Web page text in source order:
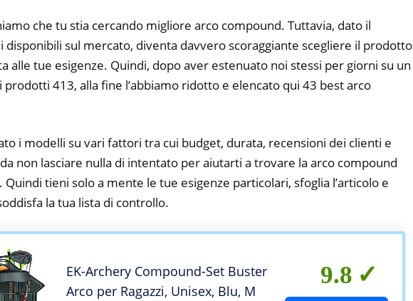
che tu stia cercando migliore arco compound. Tuttavia, dato il
disponibili sul mercato, diventa davvero scoraggiante scegliere il prodotto
alle tue esigenze. Quindi, dopo aver estenuato noi stessi per giorni su un
413, alla fine l’abbiamo ridotto e elencato qui 43 best arco
i modelli su vari fattori tra cui budget, durata, recensioni dei clienti e
non lasciare nulla di intentato per aiutarti a trovare la arco compound
Quindi tieni solo a mente le tue esigenze particolari, sfoglia l’articolo e
la tua lista di controllo.
EK-Archery Compound-Set Buster
Arco per Ragazzi, Unisex, Blu, M
9.8